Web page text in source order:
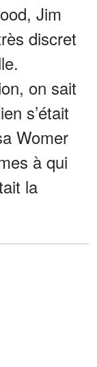
Jim
discret
on sait
s’était
Womer
à qui
la